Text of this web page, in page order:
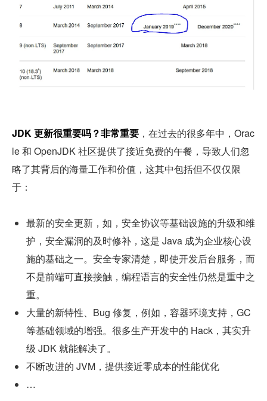
JDK 更新很重要吗？非常重要 ，在过去的很多年中，Orac
le 和 OpenJDK 社区提供了接近免费的午餐，导致人们忽
略了其背后的海量工作和价值，这其中包括但不仅仅限
于：
最新的安全更新，如，安全协议等基础设施的升级和维
护，安全漏洞的及时修补，这是 Java 成为企业核心设
施的基础之一。安全专家清楚，即使开发后台服务，而
不是前端可直接接触，编程语言的安全性仍然是重中之
重。
大量的新特性、Bug 修复，例如，容器环境支持，GC
等基础领域的增强。很多生产开发中的 Hack，其实升
级 JDK 就能解决了。
不断改进的 JVM，提供接近零成本的性能优化
…